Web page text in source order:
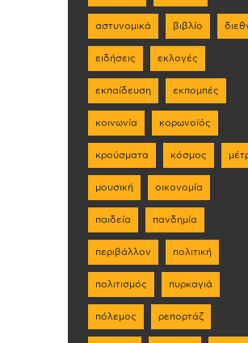
αστυνομικά βιβλίο
ειδήσεις εκλογές
εκπαίδευση εκπομπές
κοινωνία κορωνοϊός
κρούσματα κόσμος
μουσική οικονομία
παιδεία πανδημία
περιβάλλον πολιτική
πολιτισμός πυρκαγιά
πόλεμος ρεπορτάζ